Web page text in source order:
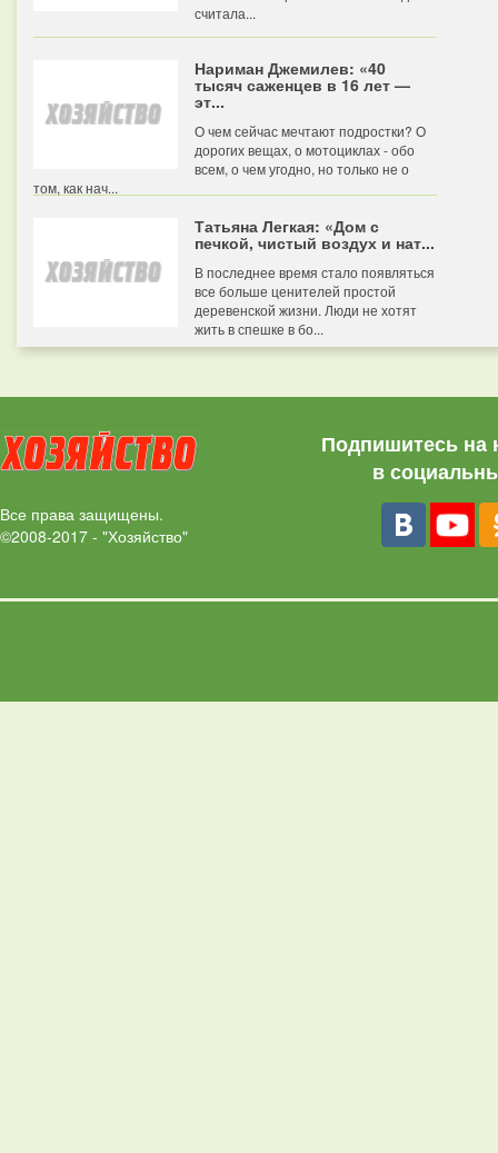
считала...
Нариман Джемилев: «40
тысяч саженцев в 16 лет —
эт...
О чем сейчас мечтают подростки? О
дорогих вещах, о мотоциклах - обо
всем, о чем угодно, но только не о
том, как нач...
Татьяна Легкая: «Дом с
печкой, чистый воздух и нат...
В последнее время стало появляться
все больше ценителей простой
деревенской жизни. Люди не хотят
жить в спешке в бо...
Все права защищены.
©2008-2017 - "Хозяйство"
Подпишитесь на
в